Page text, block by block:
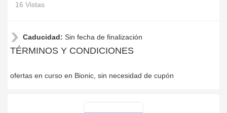
16 Vistas
Caducidad: Sin fecha de finalización
TÉRMINOS Y CONDICIONES
ofertas en curso en Bionic, sin necesidad de cupón